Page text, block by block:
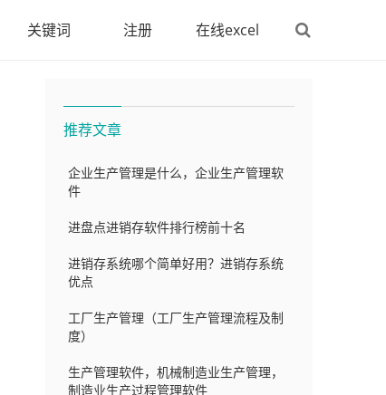
关键词 注册 在线excel
推荐文章
企业生产管理是什么，企业生产管理软
件
进盘点进销存软件排行榜前十名
进销存系统哪个简单好用？进销存系统
优点
工厂生产管理（工厂生产管理流程及制
度）
生产管理软件，机械制造业生产管理，
制造业生产过程管理软件